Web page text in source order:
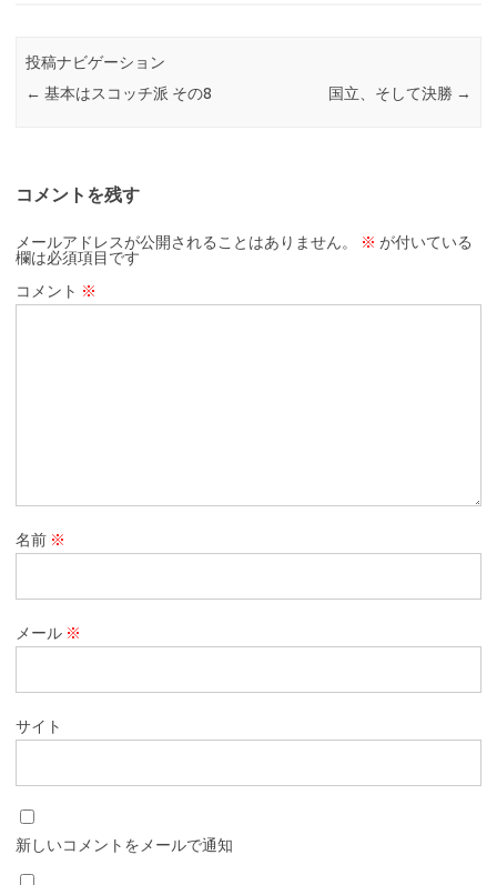
投稿ナビゲーション
← 基本はスコッチ派 その8 国立、そして決勝 →
コメントを残す
メールアドレスが公開されることはありません。 ※ が付いている
欄は必須項目です
コメント ※
名前 ※
メール ※
サイト
新しいコメントをメールで通知